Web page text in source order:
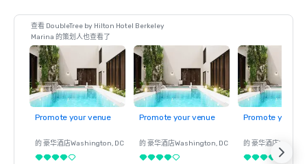
查看 DoubleTree by Hilton Hotel Berkeley
Marina 的策划人也查看了
Promote your venue
的 豪华酒店Washington, DC
Promote your venue
的 豪华酒店Washington, DC
Promote your
的 豪华酒店